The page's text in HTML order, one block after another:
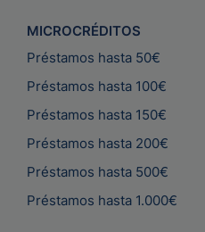
MICROCRÉDITOS
Préstamos hasta 50€
Préstamos hasta 100€
Préstamos hasta 150€
Préstamos hasta 200€
Préstamos hasta 500€
Préstamos hasta 1.000€